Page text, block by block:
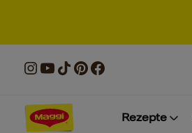
Rezepte